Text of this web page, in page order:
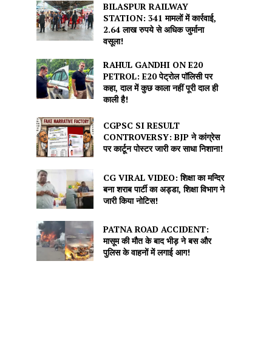
BILASPUR RAILWAY
STATION: 341 मामलों में कार्रवाई,
2.64 लाख रुपये से अधिक जुर्माना
वसूला!
RAHUL GANDHI ON E20
PETROL: E20 पेट्रोल पॉलिसी पर
कहा, दाल में कुछ काला नहीं पूरी दाल ही
काली है!
CGPSC SI RESULT
CONTROVERSY: BJP ने कांग्रेस
पर कार्टून पोस्टर जारी कर साधा निशाना!
CG VIRAL VIDEO: शिक्षा का मन्दिर
बना शराब पार्टी का अड्डा, शिक्षा विभाग ने
जारी किया नोटिस!
PATNA ROAD ACCIDENT:
मासूम की मौत के बाद भीड़ ने बस और
पुलिस के वाहनों में लगाई आग!